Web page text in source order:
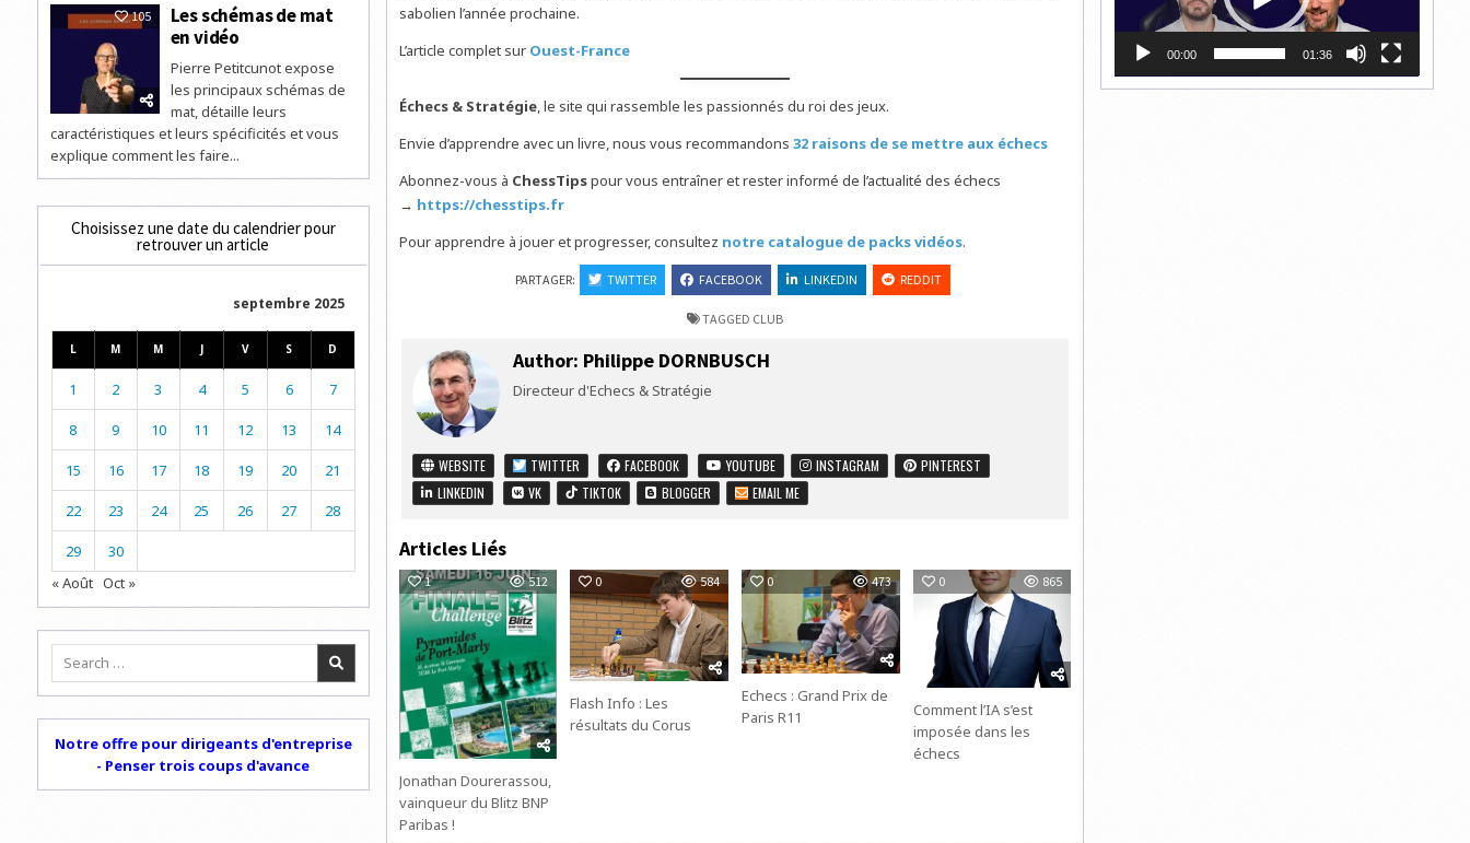
sabolien l’année prochaine.
L’article complet sur Ouest-France
Échecs & Stratégie, le site qui rassemble les passionnés du roi des jeux.
Envie d’apprendre avec un livre, nous vous recommandons 32 raisons de se mettre aux échecs
Abonnez-vous à ChessTipspour vous entraîner et rester informé de l’actualité des échecs
→ https://chesstips.fr
Pour apprendre à jouer et progresser, consultez notre catalogue de packs vidéos.
PARTAGER: TWITTER FACEBOOK LINKEDIN REDDIT
TAGGED CLUB
Author: Philippe DORNBUSCH
Directeur d'Echecs & Stratégie
WEBSITE TWITTER FACEBOOK YOUTUBE INSTAGRAM
PINTEREST
LINKEDIN
VK TIKTOK BLOGGER EMAIL ME
Articles Liés
1 512
Jonathan Dourerassou,
vainqueur du Blitz BNP
Paribas !
0 584
Flash Info : Les
résultats du Corus
0 473
Echecs : Grand Prix de
Paris R11
0 865
Comment l’IA s’est
imposée dans les
échecs
105
Les schémas de mat
en vidéo
Pierre Petitcunot expose
les principaux schémas de
mat, détaille leurs
caractéristiques et leurs spécificités et vous
explique comment les faire...
Choisissez une date du calendrier pour
retrouver un article
septembre 2025
L M M J V S D
1 2 3 4 5 6 7
8 9 10 11 12 13 14
15 16 17 18 19 20 21
22 23 24 25 26 27 28
29
30
« Août Oct »
Search
Notre offre pour dirigeants d'entreprise
- Penser trois coups d'avance
00:00 01:36